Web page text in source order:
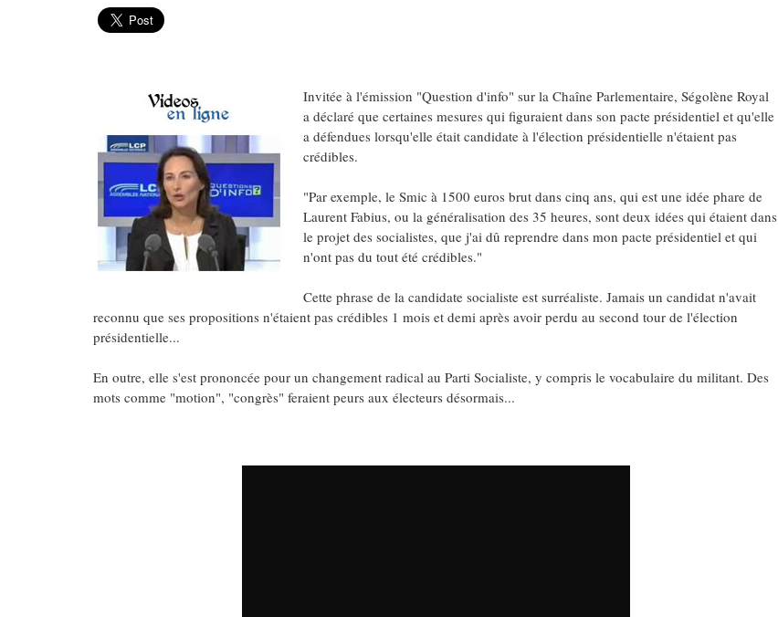
Invitée à l'émission "Question d'info" sur la Chaîne Parlementaire, Ségolène Royal
a déclaré que certaines mesures qui figuraient dans son pacte présidentiel et qu'elle
a défendues lorsqu'elle était candidate à l'élection présidentielle n'étaient pas
crédibles.
"Par exemple, le Smic à 1500 euros brut dans cinq ans, qui est une idée phare de
Laurent Fabius, ou la généralisation des 35 heures, sont deux idées qui étaient dans
le projet des socialistes, que j'ai dû reprendre dans mon pacte présidentiel et qui
n'ont pas du tout été crédibles."
Cette phrase de la candidate socialiste est surréaliste. Jamais un candidat n'avait
reconnu que ses propositions n'étaient pas crédibles 1 mois et demi après avoir perdu au second tour de l'élection
présidentielle...
En outre, elle s'est prononcée pour un changement radical au Parti Socialiste, y compris le vocabulaire du militant. Des
mots comme "motion", "congrès" feraient peurs aux électeurs désormais...